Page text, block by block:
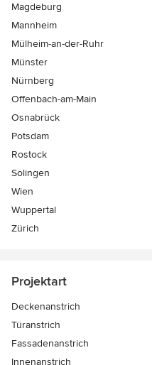
Magdeburg
Mannheim
Mülheim-an-der-Ruhr
Münster
Nürnberg
Offenbach-am-Main
Osnabrück
Potsdam
Rostock
Solingen
Wien
Wuppertal
Zürich
Projektart
Deckenanstrich
Türanstrich
Fassadenanstrich
Innenanstrich